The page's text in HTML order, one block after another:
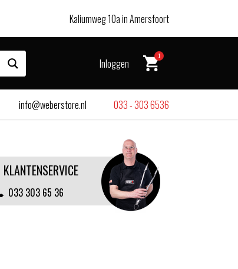
Kaliumweg 10a in Amersfoort
Inloggen
1
info@weberstore.nl 033 - 303 6536
KLANTENSERVICE
033 303 65 36